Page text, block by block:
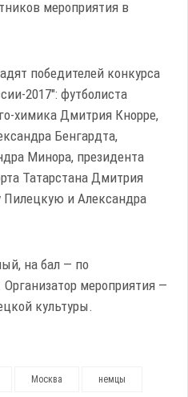
мероприятия в
победителей конкурса
2017": футболиста
химика Дмитрия Кнорре,
Бенгардта,
Минора, президента
Татарстана Дмитрия
Пилецкую и Александра
на бал — по
мероприятия —
культуры.
Москва немцы